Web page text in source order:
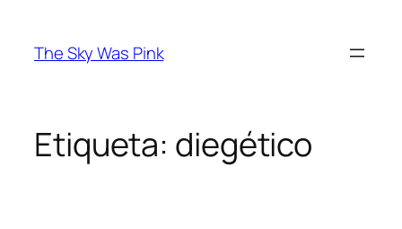
contenido
The Sky Was Pink
Etiqueta: diegético